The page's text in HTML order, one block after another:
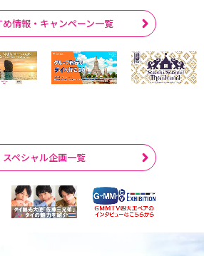
め情報・キャンペーン一覧
スペシャル企画一覧